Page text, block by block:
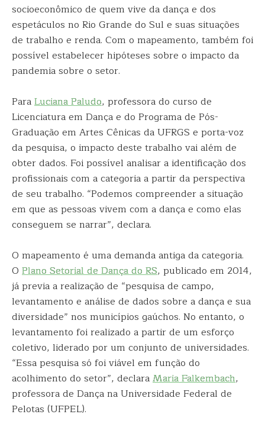
socioeconômico de quem vive da dança e dos
espetáculos no Rio Grande do Sul e suas situações
de trabalho e renda. Com o mapeamento, também foi
possível estabelecer hipóteses sobre o impacto da
pandemia sobre o setor.
ParaLuciana Paludo, professora do curso de
Licenciatura em Dança e do Programa de Pós-
Graduação em Artes Cênicas da UFRGS e porta-voz
da pesquisa, o impacto deste trabalho vai além de
obter dados. Foi possível analisar a identificação dos
profissionais com a categoria a partir da perspectiva
de seu trabalho. “Podemos compreender a situação
em que as pessoas vivem com a dança e como elas
conseguem se narrar”, declara.
O mapeamento é uma demanda antiga da categoria.
O Plano Setorial de Dança do RS, publicado em 2014,
já previa a realização de “pesquisa de campo,
levantamento e análise de dados sobre a dança e sua
diversidade” nos municípios gaúchos. No entanto, o
levantamento foi realizado a partir de um esforço
coletivo, liderado por um conjunto de universidades.
“Essa pesquisa só foi viável em função do
acolhimento do setor”, declaraMaria Falkembach,
professora de Dança na Universidade Federal de
Pelotas (UFPEL).